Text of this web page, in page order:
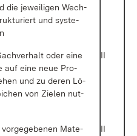
die je­wei­li­gen Wech­
und sys­te­
oder ei­ne
auf ei­ne neue Pro­
und zu de­ren Lö­
von Zie­len nut­
II
vor­ge­ge­be­nen Ma­te­
II